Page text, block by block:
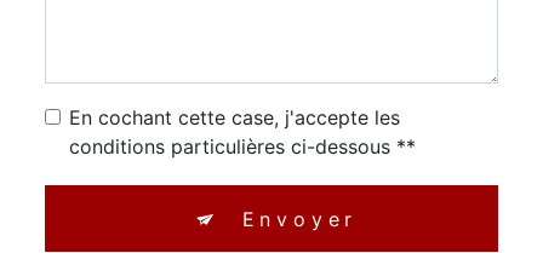
En cochant cette case, j'accepte les
conditions particulières ci-dessous **
Envoyer